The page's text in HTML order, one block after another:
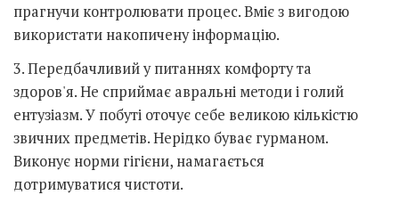
прагнучи контролювати процес. Вміє з вигодою
використати накопичену інформацію.
3. Передбачливий у питаннях комфорту та
здоров'я. Не сприймає авральні методи і голий
ентузіазм. У побуті оточує себе великою кількістю
звичних предметів. Нерідко буває гурманом.
Виконує норми гігієни, намагається
дотримуватися чистоти.